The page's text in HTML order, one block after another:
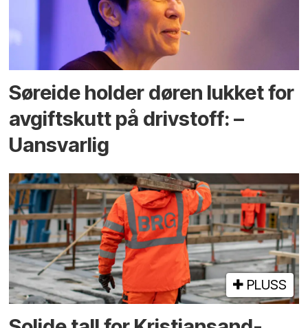
Søreide holder døren lukket for
avgiftskutt på drivstoff: –
Uansvarlig
PLUSS